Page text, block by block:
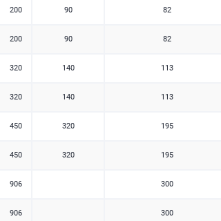
200 90 82
200 90 82
320 140 113
320 140 113
450 320 195
450 320 195
906 300
906 300